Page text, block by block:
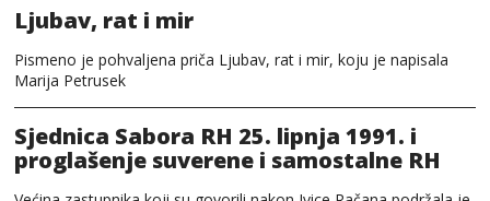
Ljubav, rat i mir
Pismeno je pohvaljena priča Ljubav, rat i mir, koju je napisala
Marija Petrusek
Sjednica Sabora RH 25. lipnja 1991. i
proglašenje suverene i samostalne RH